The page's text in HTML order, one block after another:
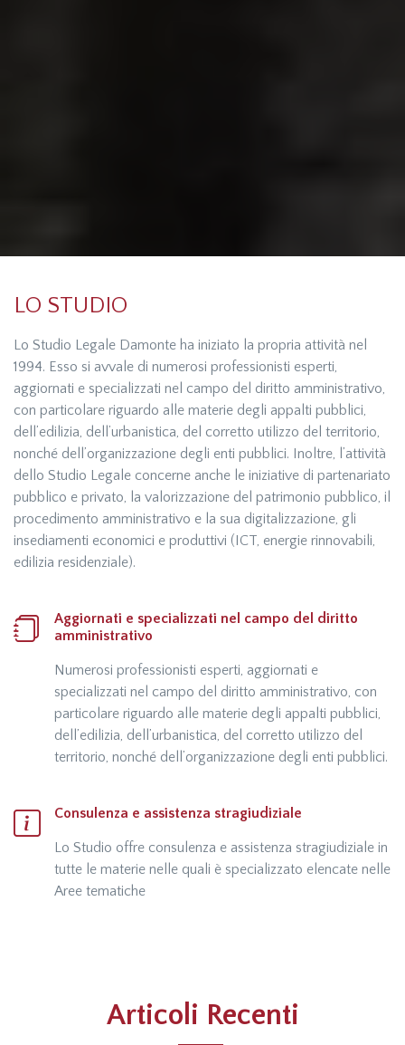
LO STUDIO
Lo Studio Legale Damonte ha iniziato la propria attività nel
1994. Esso si avvale di numerosi professionisti esperti,
aggiornati e specializzati nel campo del diritto amministrativo,
con particolare riguardo alle materie degli appalti pubblici,
dell’edilizia, dell’urbanistica, del corretto utilizzo del territorio,
nonché dell’organizzazione degli enti pubblici. Inoltre, l’attività
dello Studio Legale concerne anche le iniziative di partenariato
pubblico e privato, la valorizzazione del patrimonio pubblico, il
procedimento amministrativo e la sua digitalizzazione, gli
insediamenti economici e produttivi (ICT, energie rinnovabili,
edilizia residenziale).
Aggiornati e specializzati nel campo del diritto
amministrativo
Numerosi professionisti esperti, aggiornati e
specializzati nel campo del diritto amministrativo, con
particolare riguardo alle materie degli appalti pubblici,
dell’edilizia, dell’urbanistica, del corretto utilizzo del
territorio, nonché dell’organizzazione degli enti pubblici.
Consulenza e assistenza stragiudiziale
Lo Studio offre consulenza e assistenza stragiudiziale in
tutte le materie nelle quali è specializzato elencate nelle
Aree tematiche
Articoli Recenti